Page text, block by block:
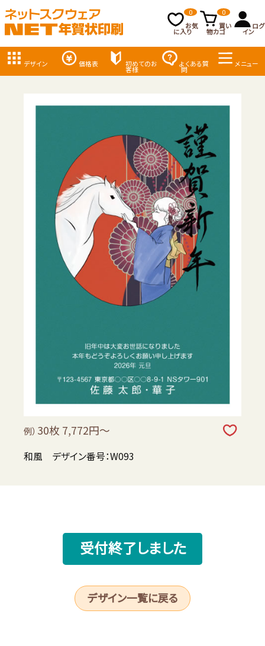
お気
に入り
0
買い
物カゴ
0
ログ
イン
デザイン 価格表 初めてのお
客様
よくある質
問
メニュー
例） 30枚 7,772円～
和風 デザイン番号：W093
受付終了しました
デザイン一覧に戻る